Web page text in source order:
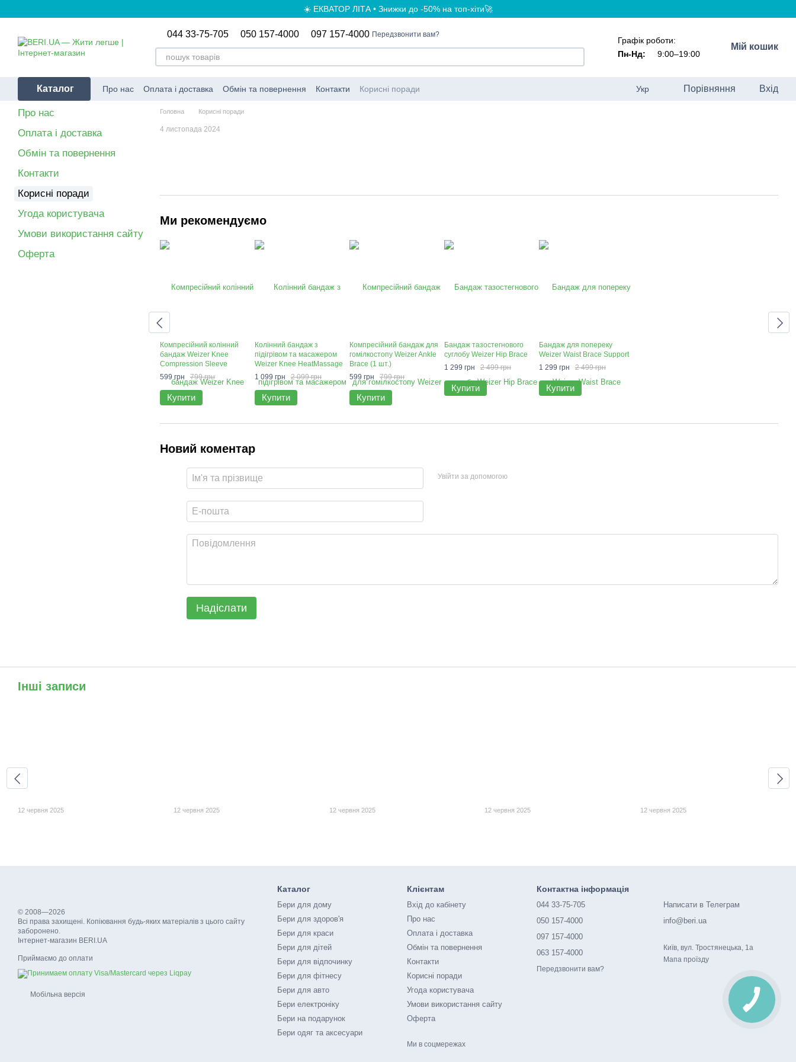
☀️ ЕКВАТОР ЛІТА • Знижки до -50% на топ-хіти🚀
044 33-75-705 050 157-4000 097 157-4000 Передзвонити вам?
Графік роботи:
Пн-Нд:
9:00–19:00
Мій кошик
Каталог Про нас Оплата і доставка Обмін та повернення Контакти Корисні поради Укр Порівняння Вхід
Головна Корисні поради
4 листопада 2024
Ми рекомендуємо
Компресійний колінний
бандаж Weizer Knee
Compression Sleeve
599 грн
799 грн
Купити
Колінний бандаж з
підігрівом та масажером
Weizer Knee HeatMassage
Brace (RT-82235)
1 099 грн 2 099 грн
Купити
Компресійний бандаж для
гомілкостопу Weizer Ankle
Brace (1 шт.)
599 грн
799 грн
Купити
Бандаж тазостегнового
суглобу Weizer Hip Brace
1 299 грн
2 499 грн
Купити
Бандаж для попереку
Weizer Waist Brace Support
1 299 грн
2 499 грн
Купити
Новий коментар
Увійти за допомогою
Надіслати
Про нас
Оплата і доставка
Обмін та повернення
Контакти
Корисні поради
Угода користувача
Умови використання сайту
Оферта
Інші записи
12 червня 2025 12 червня 2025 12 червня 2025 12 червня 2025 12 червня 2025
© 2008—2026
Всі права захищені. Копіювання будь-яких матеріалів з цього сайту
заборонено.
Інтернет-магазин BERI.UA
Приймаємо до оплати
Мобільна версія
Каталог
Бери для дому
Бери для здоров'я
Бери для краси
Бери для дітей
Бери для відпочинку
Бери для фітнесу
Бери для авто
Бери електроніку
Бери на подарунок
Бери одяг та аксесуари
Клієнтам
Вхід до кабінету
Про нас
Оплата і доставка
Обмін та повернення
Контакти
Корисні поради
Угода користувача
Умови використання сайту
Оферта
Ми в соцмережах
Контактна інформація
044 33-75-705
050 157-4000
097 157-4000
063 157-4000
Передзвонити вам?
Написати в Телеграм
info@beri.ua
Київ, вул. Тростянецька, 1а
Мапа проїзду